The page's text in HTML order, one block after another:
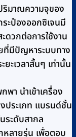
ริมาณความจุของ
ะป๋องออกซิเจนมี
ดวกต่อการใช้งาน
ที่มีปัญหาระบบทาง
ยะเวลาสั้นๆ เท่านั้น
า นำเข้าเครื่อง
ประเภท แบรนด์ชั้น
ระดับสากล
หลายรุ่น เพื่อตอบ